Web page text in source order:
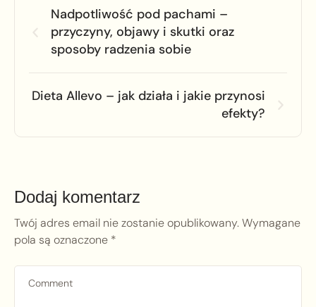
Nadpotliwość pod pachami –
przyczyny, objawy i skutki oraz
sposoby radzenia sobie
Dieta Allevo – jak działa i jakie przynosi
efekty?
Dodaj komentarz
Twój adres email nie zostanie opublikowany.Wymagane
pola są oznaczone *